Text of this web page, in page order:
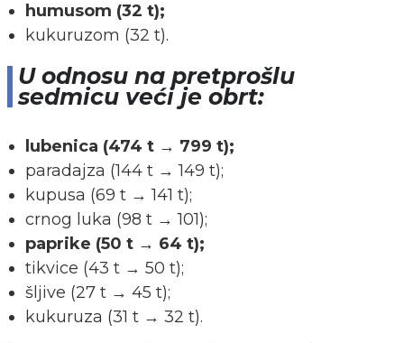
humusom (32 t);
kukuruzom (32 t).
U odnosu na pretprošlu
sedmicu veći je obrt:
lubenica (474 t → 799 t);
paradajza (144 t → 149 t);
kupusa (69 t → 141 t);
crnog luka (98 t → 101);
paprike (50 t → 64 t);
tikvice (43 t → 50 t);
šljive (27 t → 45 t);
kukuruza (31 t → 32 t).